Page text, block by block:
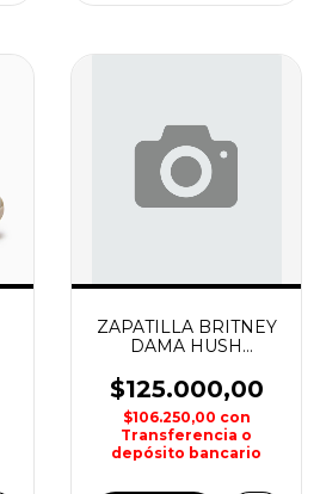
ZAPATILLA BRITNEY
DAMA HUSH
$125.000,00
$106.250,00 con
Transferencia o
depósito bancario